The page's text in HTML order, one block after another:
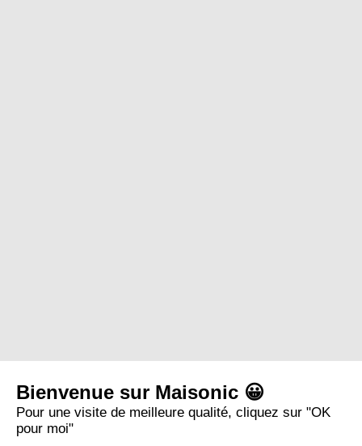
Bienvenue sur Maisonic 😀
Pour une visite de meilleure qualité, cliquez sur "OK
pour moi"